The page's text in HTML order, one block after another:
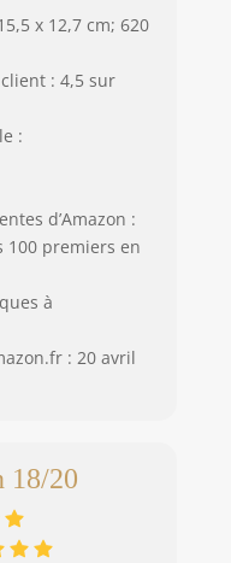
x 12,7 cm; 620
: 4,5 sur
:
d’Amazon :
100 premiers en
à
: 20 avril
18/20